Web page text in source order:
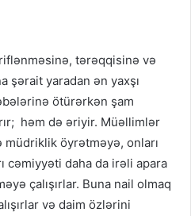
tərəqqisinə və
şərait yaradan ən yaxşı
ötürərkən şam
həm də əriyir. Müəllimlər
öyrətməyə, onları
cəmiyyəti daha da irəli apara
çalışırlar. Buna nail olmaq
və daim özlərini